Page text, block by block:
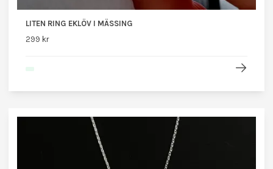
LITEN RING EKLÖV I MÄSSING
299 kr